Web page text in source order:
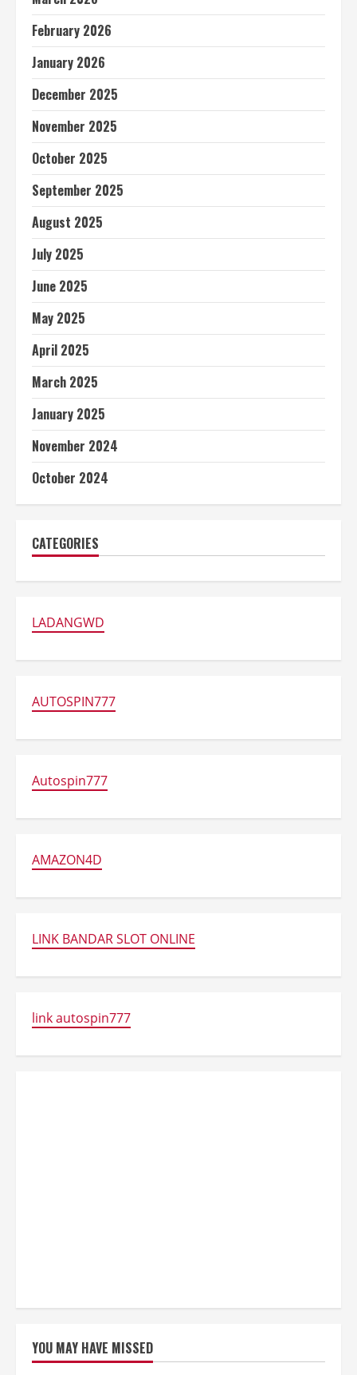
Kaki
Ditembak
Saat
Berusaha
Kabur
February 2026
January 2026
December 2025
November 2025
October 2025
September 2025
August 2025
July 2025
June 2025
May 2025
April 2025
March 2025
January 2025
November 2024
October 2024
CATEGORIES
LADANGWD
AUTOSPIN777
Autospin777
AMAZON4D
LINK BANDAR SLOT ONLINE
link autospin777
YOU MAY HAVE MISSED